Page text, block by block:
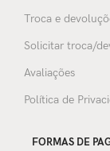
Troca e
Solicitar troca/
Avaliações
Política de
FORMAS DE